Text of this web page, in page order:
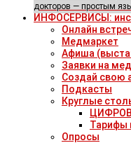
докторов — простым
ИНФОСЕРВИСЫ:
Онлайн
Медмаркет
Афиша
Заявки на
Создай свою
Подкасты
Круглые
Тарифы
Опросы